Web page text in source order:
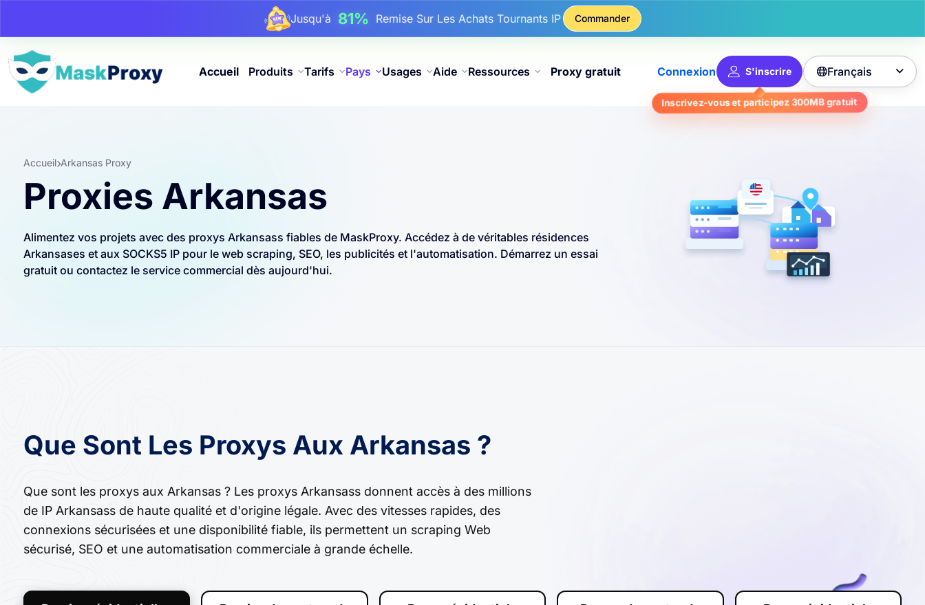
Jusqu'à 17%De Remise Bonus Sur Les Recharges
Jusqu'à25%Remise Sur Les Achats Statiques IP
Commander
Accueil Produits Tarifs Pays Usages Aide Ressources Proxy gratuit Connexion S'inscrire
Inscrivez-vous et participez 300MBgratuit
Français 
Accueil Arkansas Proxy
Proxies Arkansas
Alimentez vos projets avec des proxys Arkansass fiables de MaskProxy. Accédez à de véritables résidences
Arkansases et aux SOCKS5 IP pour le web scraping, SEO, les publicités et l'automatisation. Démarrez un essai
gratuit ou contactez le service commercial dès aujourd'hui.
Que Sont Les Proxys Aux Arkansas ?
Que sont les proxys aux Arkansas ? Les proxys Arkansass donnent accès à des millions
de IP Arkansass de haute qualité et d'origine légale. Avec des vitesses rapides, des
connexions sécurisées et une disponibilité fiable, ils permettent un scraping Web
sécurisé, SEO et une automatisation commerciale à grande échelle.